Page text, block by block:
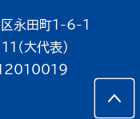
永田町1-6-1
大代表）